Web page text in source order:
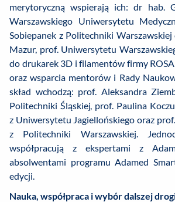
merytoryczną wspierają ich: dr hab.
Warszawskiego Uniwersytetu
Sobiepanek z Politechniki
Mazur, prof. Uniwersytetu
do drukarek 3D i filamentów firmy ROSA
oraz wsparcia mentorów i Rady
skład wchodzą: prof. Aleksandra
Politechniki Śląskiej, prof. Paulina
z Uniwersytetu Jagiellońskiego oraz
z Politechniki Warszawskiej.
współpracują z ekspertami z
absolwentami programu Adamed
edycji.
Nauka, współpraca i wybór dalszej